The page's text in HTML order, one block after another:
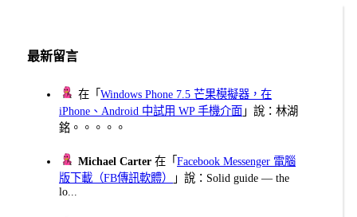
最新留言
在「Windows Phone 7.5 芒果模擬器，在
iPhone、Android 中試用 WP 手機介面 」說：林湖
銘。。。。。
Michael Carter 在「Facebook Messenger 電腦
版下載（FB傳訊軟體）
」說：Solid guide — the
lo...